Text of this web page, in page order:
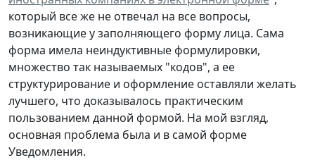
который все же не отвечал на все вопросы,
возникающие у заполняющего форму лица. Сама
форма имела неиндуктивные формулировки,
множество так называемых "кодов", а ее
структурирование и оформление оставляли желать
лучшего, что доказывалось практическим
пользованием данной формой. На мой взгляд,
основная проблема была и в самой форме
Уведомления.